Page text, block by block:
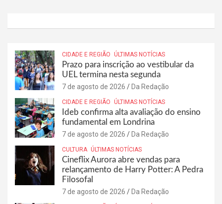
CIDADE E REGIÃO ÚLTIMAS NOTÍCIAS
Prazo para inscrição ao vestibular da
UEL termina nesta segunda
7 de agosto de 2026 Da Redação
CIDADE E REGIÃO ÚLTIMAS NOTÍCIAS
Ideb confirma alta avaliação do ensino
fundamental em Londrina
7 de agosto de 2026 Da Redação
CULTURA ÚLTIMAS NOTÍCIAS
Cineflix Aurora abre vendas para
relançamento de Harry Potter: A Pedra
Filosofal
7 de agosto de 2026 Da Redação